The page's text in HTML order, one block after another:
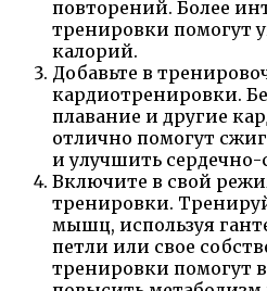
повторений. Более
тренировки помогут
калорий.
Добавьте в
кардиотренировки.
плавание и другие
отлично помогут
и улучшить сердечно-
Включите в свой
тренировки.
мышц, используя
петли или свое
тренировки помогут